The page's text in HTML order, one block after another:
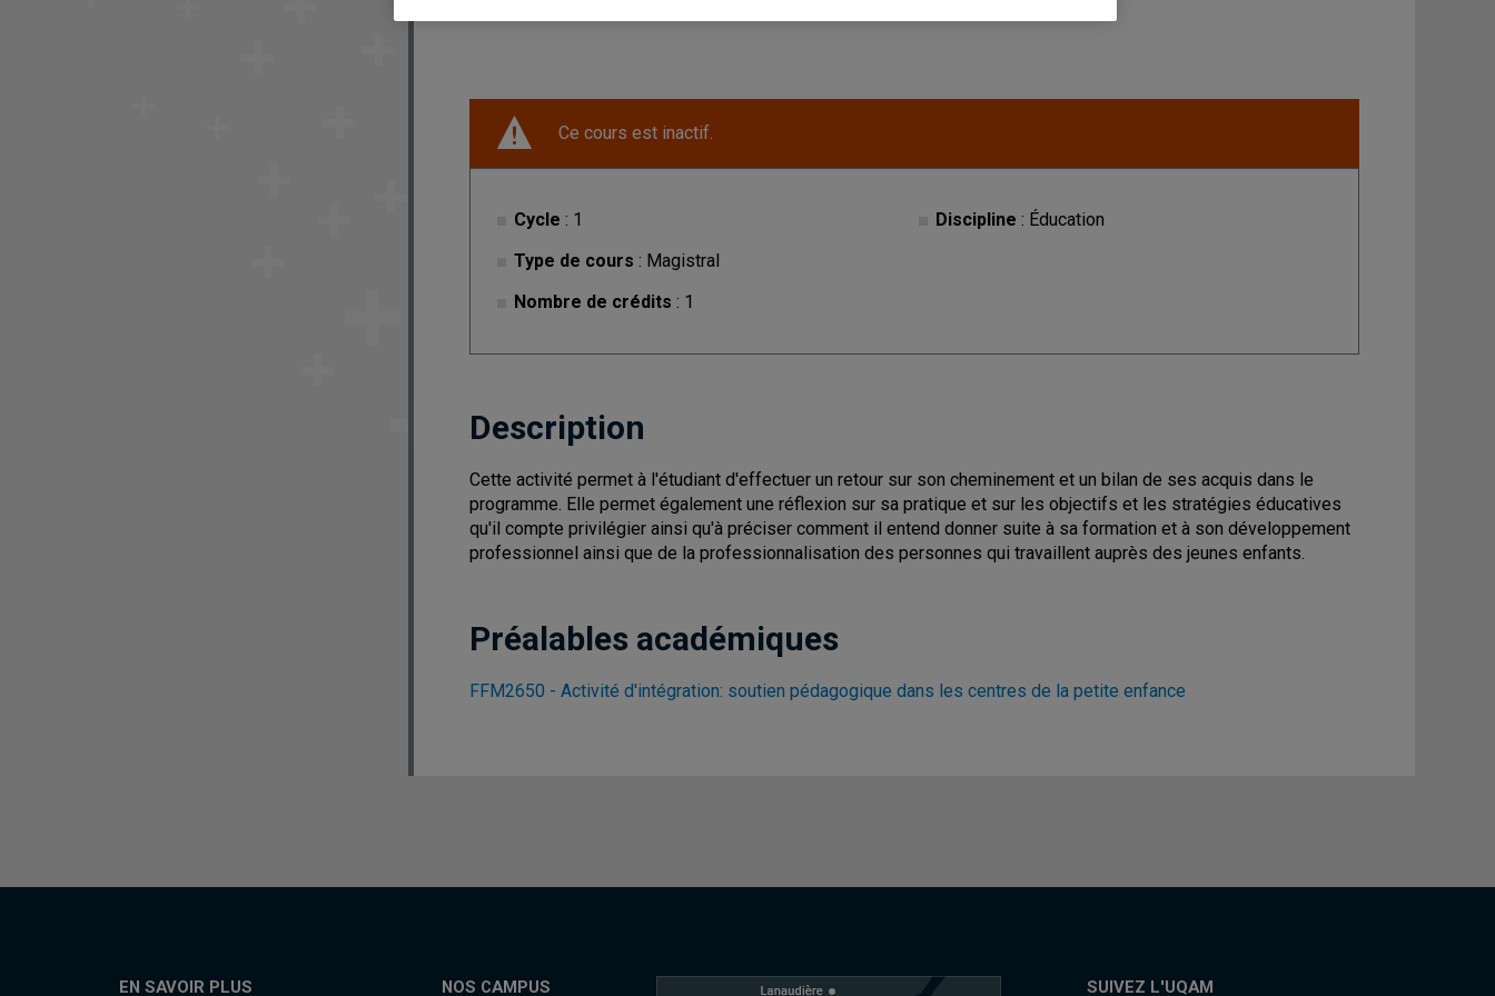
Ce cours est inactif.
Cycle : 1
Type de cours : Magistral
Nombre de crédits : 1
Discipline : Éducation
Description
Cette activité permet à l'étudiant d'effectuer un retour sur son cheminement et un bilan de ses acquis dans le
programme. Elle permet également une réflexion sur sa pratique et sur les objectifs et les stratégies éducatives
qu'il compte privilégier ainsi qu'à préciser comment il entend donner suite à sa formation et à son développement
professionnel ainsi que de la professionnalisation des personnes qui travaillent auprès des jeunes enfants.
Préalables académiques
FFM2650 - Activité d'intégration: soutien pédagogique dans les centres de la petite enfance
EN SAVOIR PLUS NOS CAMPUS SUIVEZ L'UQAM